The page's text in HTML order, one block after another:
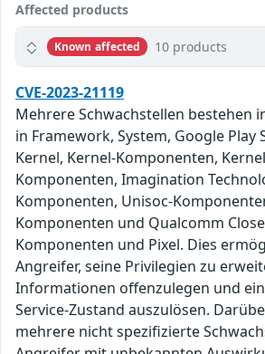
Affected products
Known affected 10 products
CVE-2023-21119
Mehrere Schwachstellen bestehen
in Framework, System, Google Play
Kernel, Kernel-Komponenten, Kernel
Komponenten, Imagination
Komponenten, Unisoc-
Komponenten und Qualcomm
Komponenten und Pixel. Dies
Angreifer, seine Privilegien zu
Informationen offenzulegen und
Service-Zustand auszulösen.
mehrere nicht spezifizierte